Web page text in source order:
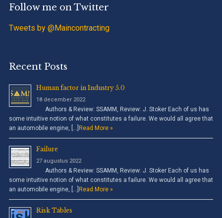
Follow me on Twitter
Tweets by @Maincontracting
Recent Posts
Human factor in Industry 5.0
18 december 2022
Authors & Review: SSAMM, Review: J. Stoker Each of us has
some intuitive notion of what constitutes a failure. We would all agree that
an automobile engine, […] Read More »
Failure
27 augustus 2022
Authors & Review: SSAMM, Review: J. Stoker Each of us has
some intuitive notion of what constitutes a failure. We would all agree that
an automobile engine, […] Read More »
Risk Tables